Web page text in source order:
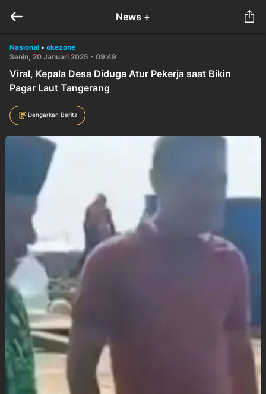
News +
Nasional • okezone
Senin, 20 Januari 2025 - 09:49
Viral, Kepala Desa Diduga Atur Pekerja saat Bikin
Pagar Laut Tangerang
Dengarkan Berita